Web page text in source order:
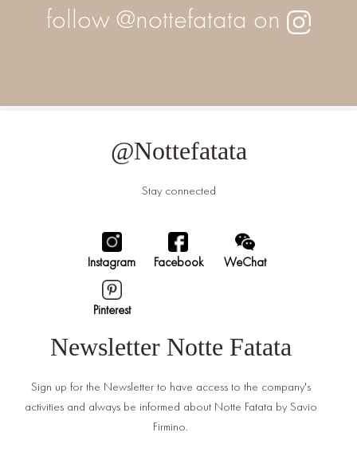
follow @nottefatata on
@Nottefatata
Stay connected
Instagram Facebook WeChat
Pinterest
Newsletter Notte Fatata
Sign up for the Newsletter to have access to the company's
activities and always be informed about Notte Fatata by Savio
Firmino.